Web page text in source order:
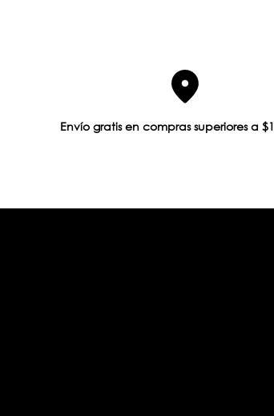
Envío gratis en compras superiores a